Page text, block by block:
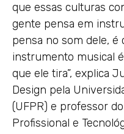
que essas culturas
gente pensa em
pensa no som dele, é
instrumento musical
que ele tira”, explica
Design pela
(UFPR) e professor
Profissional e